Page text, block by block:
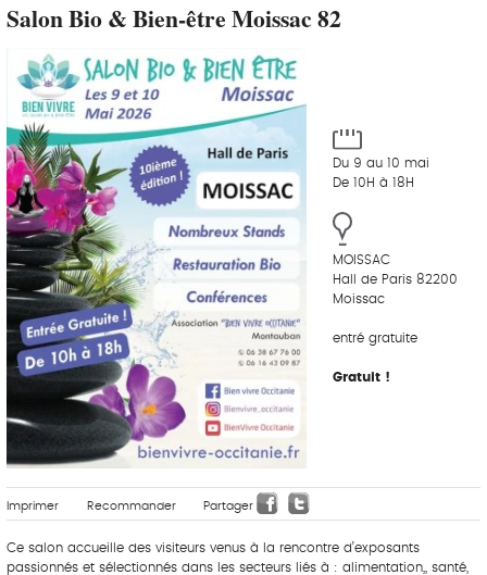
Salon Bio & Bien-être Moissac 82
Du 9 au 10 mai
De 10H à 18H
MOISSAC
Hall de Paris 82200
Moissac
entré gratuite
Gratuit !
Imprimer Recommander Partager
Ce salon accueille des visiteurs venus à la rencontre d’exposants
passionnés et sélectionnés dans les secteurs liés à : alimentation,, santé,